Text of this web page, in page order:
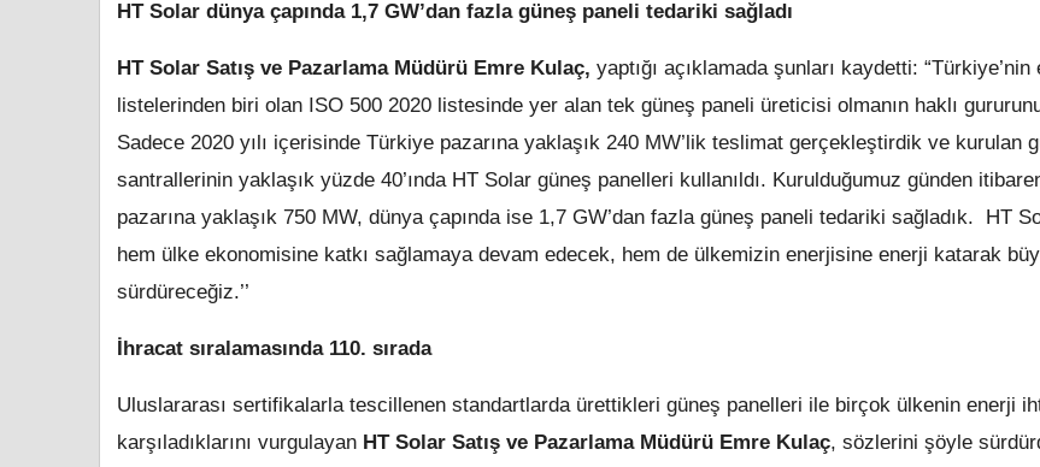
HT Solar dünya çapında 1,7 GW’dan fazla güneş paneli tedariki sağladı
HT Solar Satış ve Pazarlama Müdürü Emre Kulaç, yaptığı açıklamada şunları kaydetti:
listelerinden biri olan ISO 500 2020 listesinde yer alan tek güneş paneli üreticisi olmanın haklı
Sadece 2020 yılı içerisinde Türkiye pazarına yaklaşık 240 MW’lik teslimat gerçekleştirdik ve kurulan
santrallerinin yaklaşık yüzde 40’ında HT Solar güneş panelleri kullanıldı. Kurulduğumuz günden
pazarına yaklaşık 750 MW, dünya çapında ise 1,7 GW’dan fazla güneş paneli tedariki sağladık. HT
hem ülke ekonomisine katkı sağlamaya devam edecek, hem de ülkemizin enerjisine enerji katarak
sürdüreceğiz.’’
İhracat sıralamasında 110. sırada
Uluslararası sertifikalarla tescillenen standartlarda ürettikleri güneş panelleri ile birçok ülkenin enerji
karşıladıklarını vurgulayan HT Solar Satış ve Pazarlama Müdürü Emre Kulaç, sözlerini şöyle